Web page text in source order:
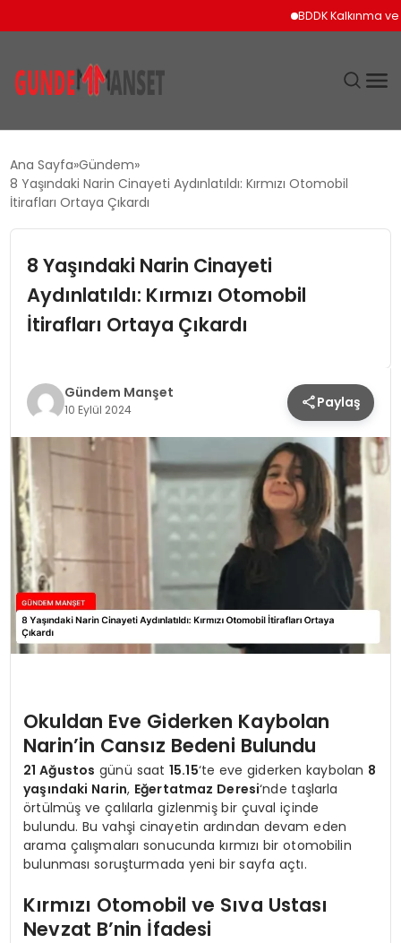
BDDK Kalkınma ve
DÜNYA
SPOR
YAŞAM
Ana Sayfa Gündem
8 Yaşındaki Narin Cinayeti Aydınlatıldı: Kırmızı Otomobil
İtirafları Ortaya Çıkardı
8 Yaşındaki Narin Cinayeti
Aydınlatıldı: Kırmızı Otomobil
İtirafları Ortaya Çıkardı
Gündem Manşet
10 Eylül 2024 Paylaş
Okuldan Eve Giderken Kaybolan
Narin’in Cansız Bedeni Bulundu
21 Ağustos günü saat 15.15‘te eve giderken kaybolan 8
yaşındaki Narin, Eğertatmaz Deresi‘nde taşlarla
örtülmüş ve çalılarla gizlenmiş bir çuval içinde
bulundu. Bu vahşi cinayetin ardından devam eden
arama çalışmaları sonucunda kırmızı bir otomobilin
bulunması soruşturmada yeni bir sayfa açtı.
Kırmızı Otomobil ve Sıva Ustası
Nevzat B’nin İfadesi